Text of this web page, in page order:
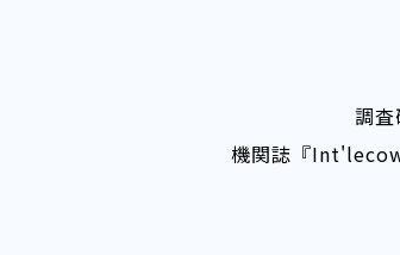
調査
機関誌『